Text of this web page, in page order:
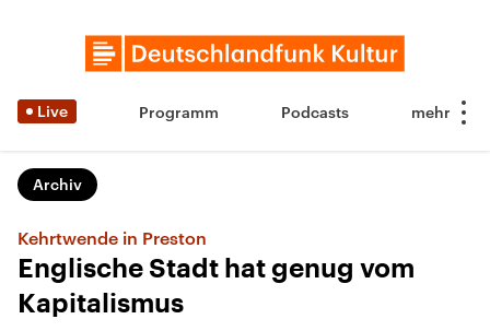
Live Programm Podcasts
Archiv
Kehrtwende in Preston
Englische Stadt hat genug vom
Kapitalismus